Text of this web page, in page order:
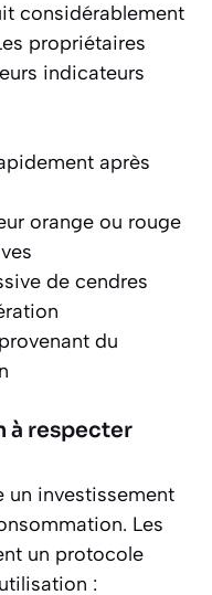
considérablement
propriétaires
indicateurs
après
orange ou rouge
de cendres
du
à respecter
un investissement
Les
un protocole
: